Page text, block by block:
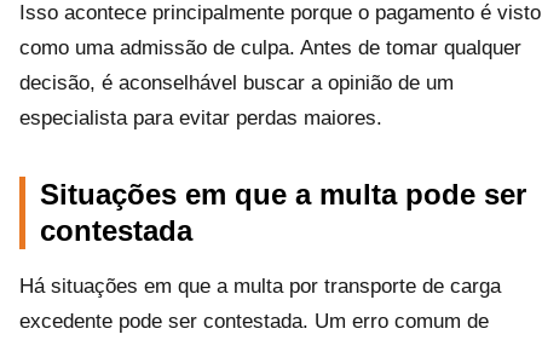
Isso acontece principalmente porque o pagamento é visto
como uma admissão de culpa. Antes de tomar qualquer
decisão, é aconselhável buscar a opinião de um
especialista para evitar perdas maiores.
Situações em que a multa pode ser
contestada
Há situações em que a multa por transporte de carga
excedente pode ser contestada. Um erro comum de